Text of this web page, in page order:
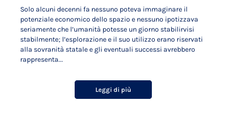
Solo alcuni decenni fa nessuno poteva immaginare il
potenziale economico dello spazio e nessuno ipotizzava
seriamente che l’umanità potesse un giorno stabilirvisi
stabilmente; l’esplorazione e il suo utilizzo erano riservati
alla sovranità statale e gli eventuali successi avrebbero
rappresenta...
Leggi di più